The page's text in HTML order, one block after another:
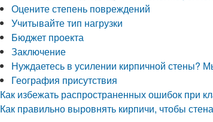
Оцените степень повреждений
Учитывайте тип нагрузки
Бюджет проекта
Заключение
Нуждаетесь в усилении кирпичной стены?
География присутствия
Как избежать распространенных ошибок при
Как правильно выровнять кирпичи, чтобы